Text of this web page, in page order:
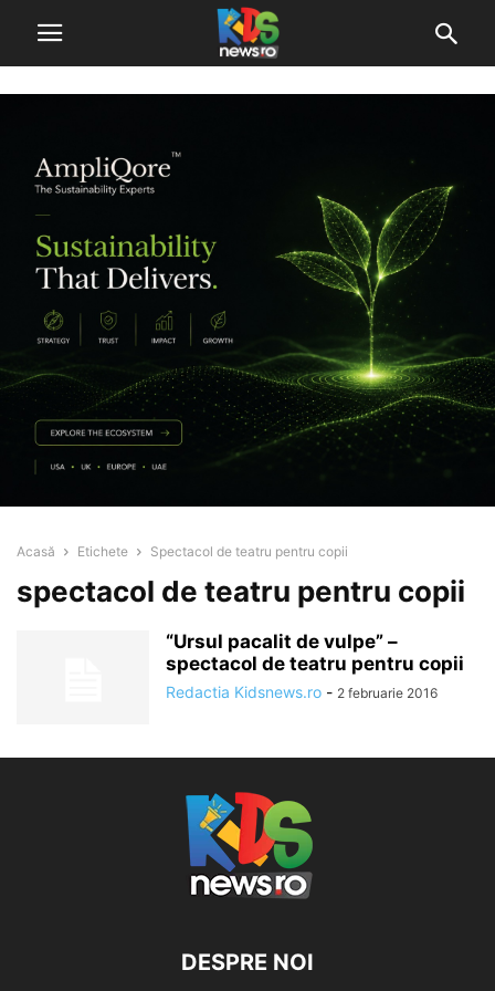
Acasă Etichete Spectacol de teatru pentru copii
spectacol de teatru pentru copii
“Ursul pacalit de vulpe” –
spectacol de teatru pentru copii
Redactia Kidsnews.ro - 2 februarie 2016
DESPRE NOI